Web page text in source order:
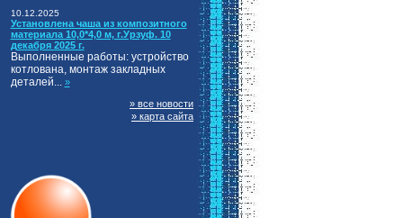
10.12.2025
Установлена чаша из композитного
материала 10,0*4,0 м, г.Урзуф. 10
декабря 2025 г.
Выполненные работы: устройство
котлована, монтаж закладных
деталей... »
» все новости
» карта сайта